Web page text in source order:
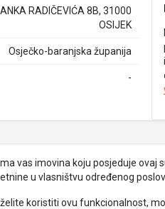
RADIČEVIĆA 8B, 31000
OSIJEK
Osječko-baranjska županija
-
vas imovina koju posjeduje ovaj
u vlasništvu određenog
koristiti ovu funkcionalnost,